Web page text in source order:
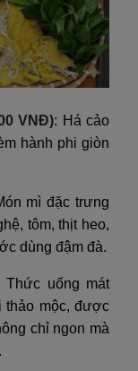
VNĐ): Há cảo
hành phi giòn
mì đặc trưng
tôm, thịt heo,
dùng đậm đà.
Thức uống mát
thảo mộc, được
chỉ ngon mà